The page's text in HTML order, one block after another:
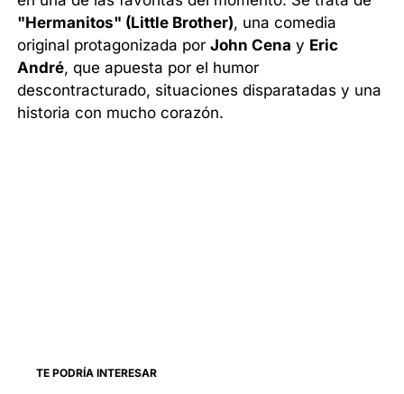
"Hermanitos" (Little Brother), una comedia
original protagonizada porJohn Cena y Eric
André, que apuesta por el humor
descontracturado, situaciones disparatadas y una
historia con mucho corazón.
TE PODRÍA INTERESAR